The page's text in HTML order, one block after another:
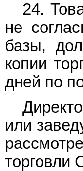
24.
не
базы,
копии
дней по
или
торговли